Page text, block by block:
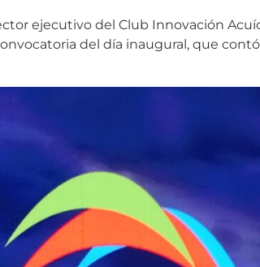
ejecutivo del Club Innovación
del día inaugural, que